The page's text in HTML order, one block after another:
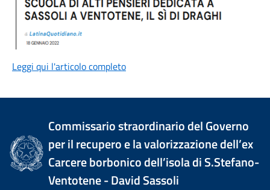
Leggi qui l'articolo completo
Commissario straordinario del Governo
per il recupero e la valorizzazione dell’ex
Carcere borbonico dell’isola di S.Stefano-
Ventotene - David Sassoli